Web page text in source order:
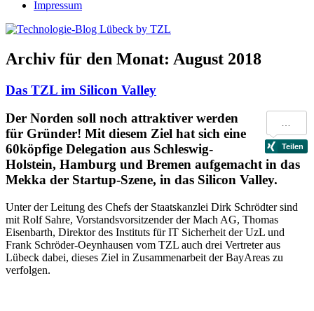
Impressum
Archiv für den Monat: August 2018
Das TZL im Silicon Valley
Der Norden soll noch attraktiver werden
für Gründer! Mit diesem Ziel hat sich eine
60köpfige Delegation aus Schleswig-
Holstein, Hamburg und Bremen aufgemacht in das
Mekka der Startup-Szene, in das Silicon Valley.
Unter der Leitung des Chefs der Staatskanzlei Dirk Schrödter sind
mit Rolf Sahre, Vorstandsvorsitzender der Mach AG, Thomas
Eisenbarth, Direktor des Instituts für IT Sicherheit der UzL und
Frank Schröder-Oeynhausen vom TZL auch drei Vertreter aus
Lübeck dabei, dieses Ziel in Zusammenarbeit der BayAreas zu
verfolgen.